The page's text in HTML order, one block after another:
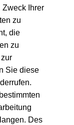
Zweck Ihrer
zu
die
zu
Sie diese
Des